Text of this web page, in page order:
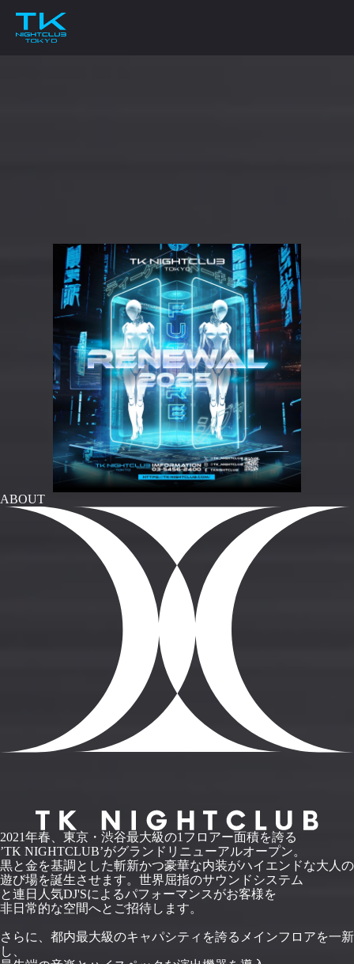
ABOUT
2021年春、東京・渋谷最大級の1フロアー面積を誇る
’TK NIGHTCLUB’がグランドリニューアルオープン。
黒と金を基調とした斬新かつ豪華な内装がハイエンドな大人の
遊び場を誕生させます。世界屈指のサウンドシステム
と連日人気DJ'Sによるパフォーマンスがお客様を
非日常的な空間へとご招待します。
さらに、都内最大級のキャパシティを誇るメインフロアを一新
し、